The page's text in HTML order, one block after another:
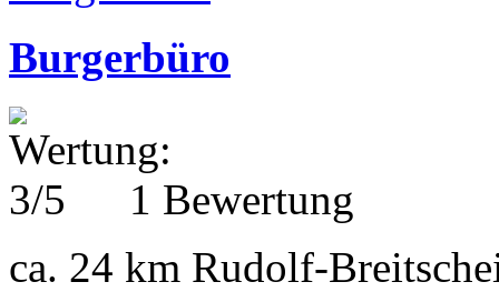
Burgerbüro
1 Bewertung
ca. 24 km Rudolf-